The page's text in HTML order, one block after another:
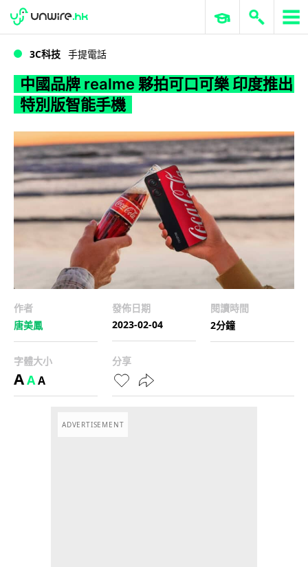
WWDC 2026 ERP 與商業 AI
3C科技 手提電話
中國品牌 realme 夥拍可口可樂 印度推出
特別版智能手機
作者
唐美鳳
發佈日期
2023-02-04
閱讀時間
2分鐘
字體大小
AAA
分享
ADVERTISEMENT